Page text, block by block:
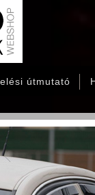
útmutató